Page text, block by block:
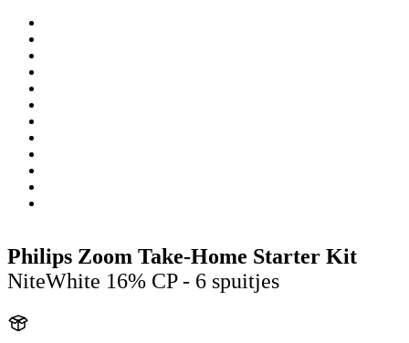
Philips Zoom Take-Home Starter Kit
NiteWhite 16% CP - 6 spuitjes